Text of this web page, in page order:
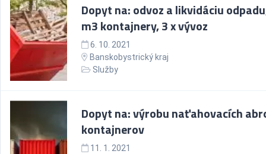
Dopyt na: odvoz a likvidáciu
m3 kontajnery, 3 x vývoz
6. 10. 2021
Banskobystrický kraj
Služby
Dopyt na: výrobu naťahovacích
kontajnerov
11. 1. 2021